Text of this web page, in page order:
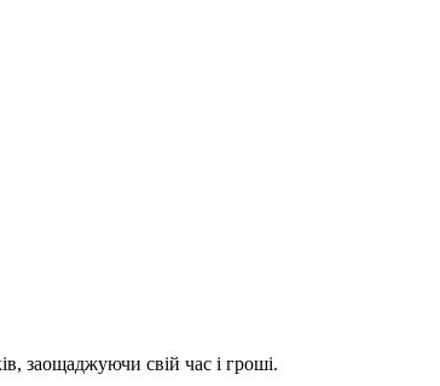
заощаджуючи свій час і гроші.